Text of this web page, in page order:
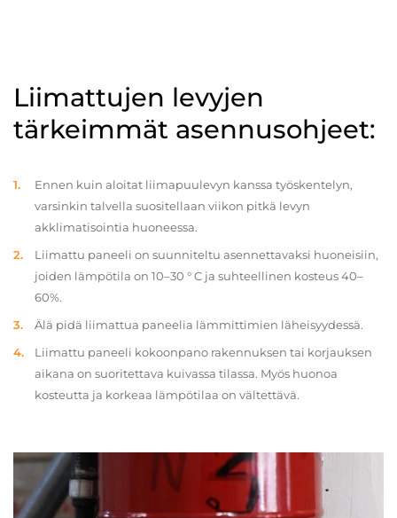
Liimattujen levyjen
tärkeimmät asennusohjeet:
Ennen kuin aloitat liimapuulevyn kanssa työskentelyn,
varsinkin talvella suositellaan viikon pitkä levyn
akklimatisointia huoneessa.
Liimattu paneeli on suunniteltu asennettavaksi huoneisiin,
joiden lämpötila on 10–30 ° C ja suhteellinen kosteus 40–
60%.
Älä pidä liimattua paneelia lämmittimien läheisyydessä.
Liimattu paneeli kokoonpano rakennuksen tai korjauksen
aikana on suoritettava kuivassa tilassa. Myös huonoa
kosteutta ja korkeaa lämpötilaa on vältettävä.